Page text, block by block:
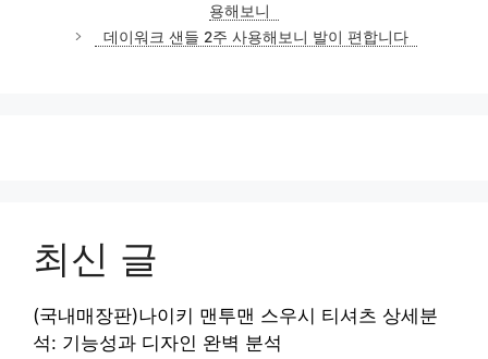
용해보니
데이워크 샌들 2주 사용해보니 발이 편합니다
최신 글
(국내매장판)나이키 맨투맨 스우시 티셔츠 상세분
석: 기능성과 디자인 완벽 분석